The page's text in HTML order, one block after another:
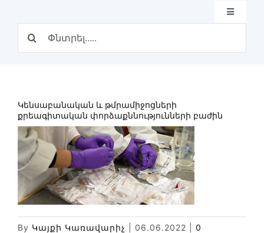
Toggle
Structure
Divisions
Types of expertise
News
Library
Site map
Կենսաբանական և թմրամիջոցների
քրեագիտական փորձաքննությունների բաժին
By Կայքի Կառավարիչ 06.06.2022
0